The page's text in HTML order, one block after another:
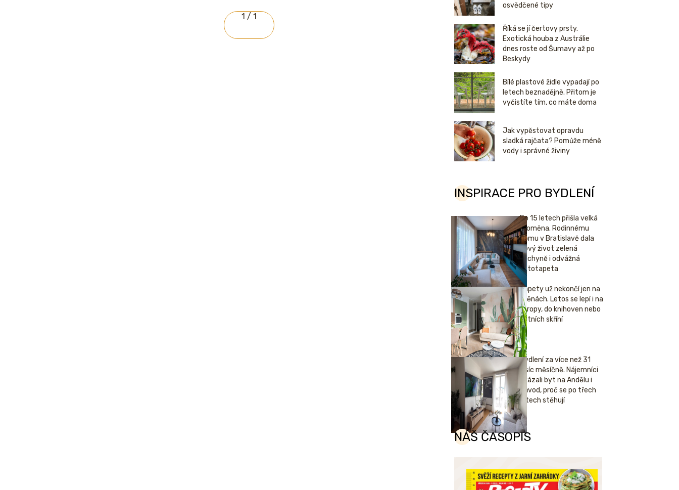
1 / 1
osvědčené tipy
Říká se jí čertovy prsty.
Exotická houba z Austrálie
dnes roste od Šumavy až po
Beskydy
Bílé plastové židle vypadají po
letech beznadějně. Přitom je
vyčistíte tím, co máte doma
Jak vypěstovat opravdu
sladká rajčata? Pomůže méně
vody i správné živiny
INSPIRACE PRO BYDLENÍ
Po 15 letech přišla velká
proměna. Rodinnému
domu v Bratislavě dala
nový život zelená
kuchyně i odvážná
fototapeta
Tapety už nekončí jen na
stěnách. Letos se lepí i na
stropy, do knihoven nebo
šatních skříní
Bydlení za více než 31
tisíc měsíčně. Nájemníci
ukázali byt na Andělu i
důvod, proč se po třech
letech stěhují
NÁŠ ČASOPIS